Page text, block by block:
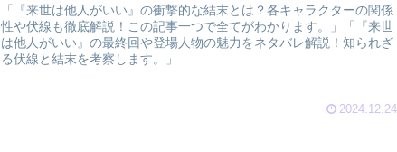
「『来世は他人がいい』の衝撃的な結末とは？各キャラクターの関係
性や伏線も徹底解説！この記事一つで全てがわかります。」「『来世
は他人がいい』の最終回や登場人物の魅力をネタバレ解説！知られざ
る伏線と結末を考察します。」
2024.12.24